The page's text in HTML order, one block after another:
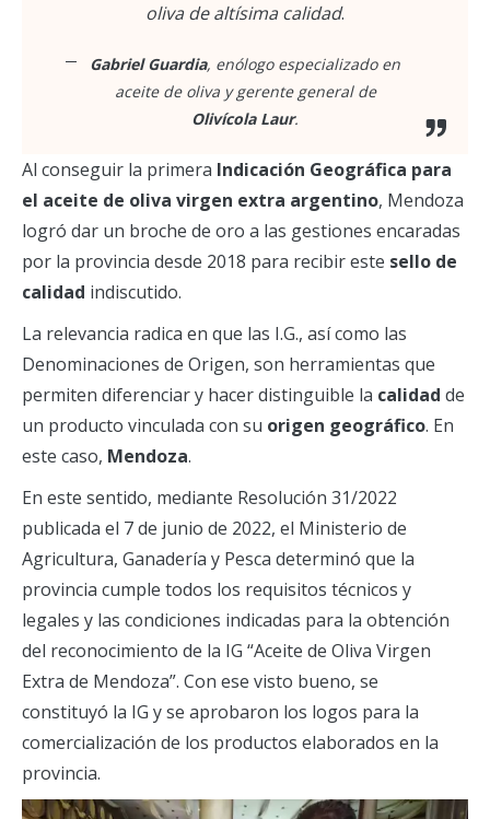
oliva de altísima calidad.
Gabriel Guardia, enólogo especializado en
aceite de oliva y gerente general de
Olivícola Laur.
Al conseguir la primera Indicación Geográfica para
el aceite de oliva virgen extra argentino, Mendoza
logró dar un broche de oro a las gestiones encaradas
por la provincia desde 2018 para recibir este sello de
calidad indiscutido.
La relevancia radica en que las I.G., así como las
Denominaciones de Origen, son herramientas que
permiten diferenciar y hacer distinguible la calidad de
un producto vinculada con su origen geográfico. En
este caso, Mendoza.
En este sentido, mediante Resolución 31/2022
publicada el 7 de junio de 2022, el Ministerio de
Agricultura, Ganadería y Pesca determinó que la
provincia cumple todos los requisitos técnicos y
legales y las condiciones indicadas para la obtención
del reconocimiento de la IG “Aceite de Oliva Virgen
Extra de Mendoza”. Con ese visto bueno, se
constituyó la IG y se aprobaron los logos para la
comercialización de los productos elaborados en la
provincia.